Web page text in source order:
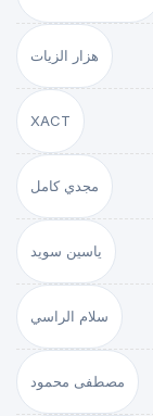
هزار الزيات
XACT
مجدي كامل
ياسين سويد
سلام الراسي
مصطفى محمود